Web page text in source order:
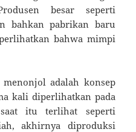
besar seperti
bahkan pabrikan baru
bahwa mimpi
adalah konsep
kali diperlihatkan pada
itu terlihat seperti
akhirnya diproduksi